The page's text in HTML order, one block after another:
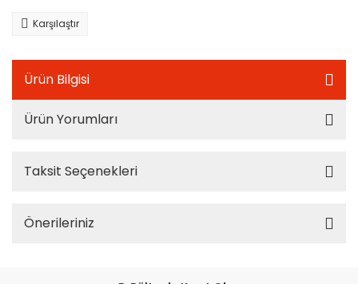
Karşılaştır
Ürün Bilgisi
Ürün Yorumları
Taksit Seçenekleri
Önerileriniz